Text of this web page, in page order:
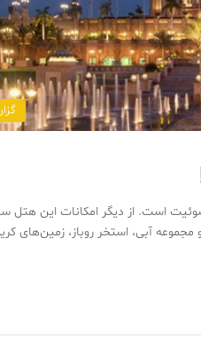
که ۳۰۲ اتاق دارد و مابقی آن سوئيت است. از ديگر امکانات اين
تنيس، دو مجموعه آبی، استخر روباز، زمين‌های